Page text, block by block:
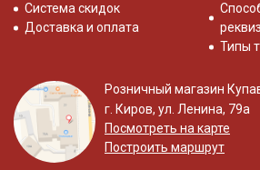
Система скидок
Доставка и оплата
Типы
Розничный магазин
г. Киров, ул. Ленина, 79а
Посмотреть на карте
Построить маршрут